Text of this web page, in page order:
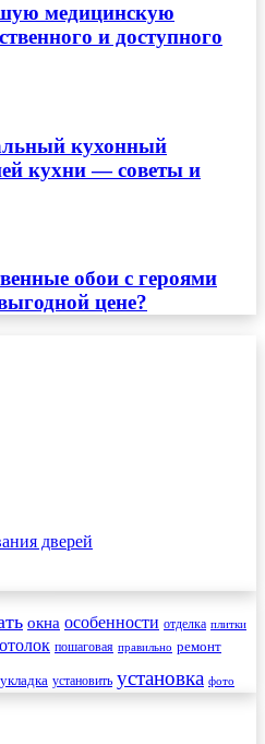
медицинскую
и доступного
кухонный
кухни — советы и
обои с героями
цене?
окна особенности отделка плитки
пошаговая правильно ремонт
укладка установить установка фото